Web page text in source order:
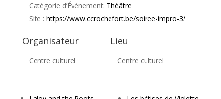
Catégorie d’Évènement: Théâtre
Site : https://www.ccrochefort.be/soiree-impro-3/
Lieu
Centre culturel
Organisateur
Centre culturel